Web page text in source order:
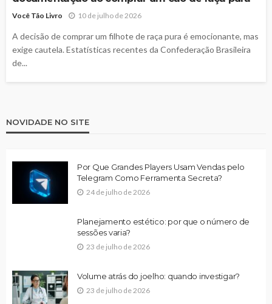
Você Tão Livro 10 de julho de 2026
A decisão de comprar um filhote de raça pura é emocionante, mas
exige cautela. Estatísticas recentes da Confederação Brasileira
de...
NOVIDADE NO SITE
Por Que Grandes Players Usam Vendas pelo
Telegram Como Ferramenta Secreta?
24 de julho de 2026
Planejamento estético: por que o número de
sessões varia?
23 de julho de 2026
Volume atrás do joelho: quando investigar?
23 de julho de 2026